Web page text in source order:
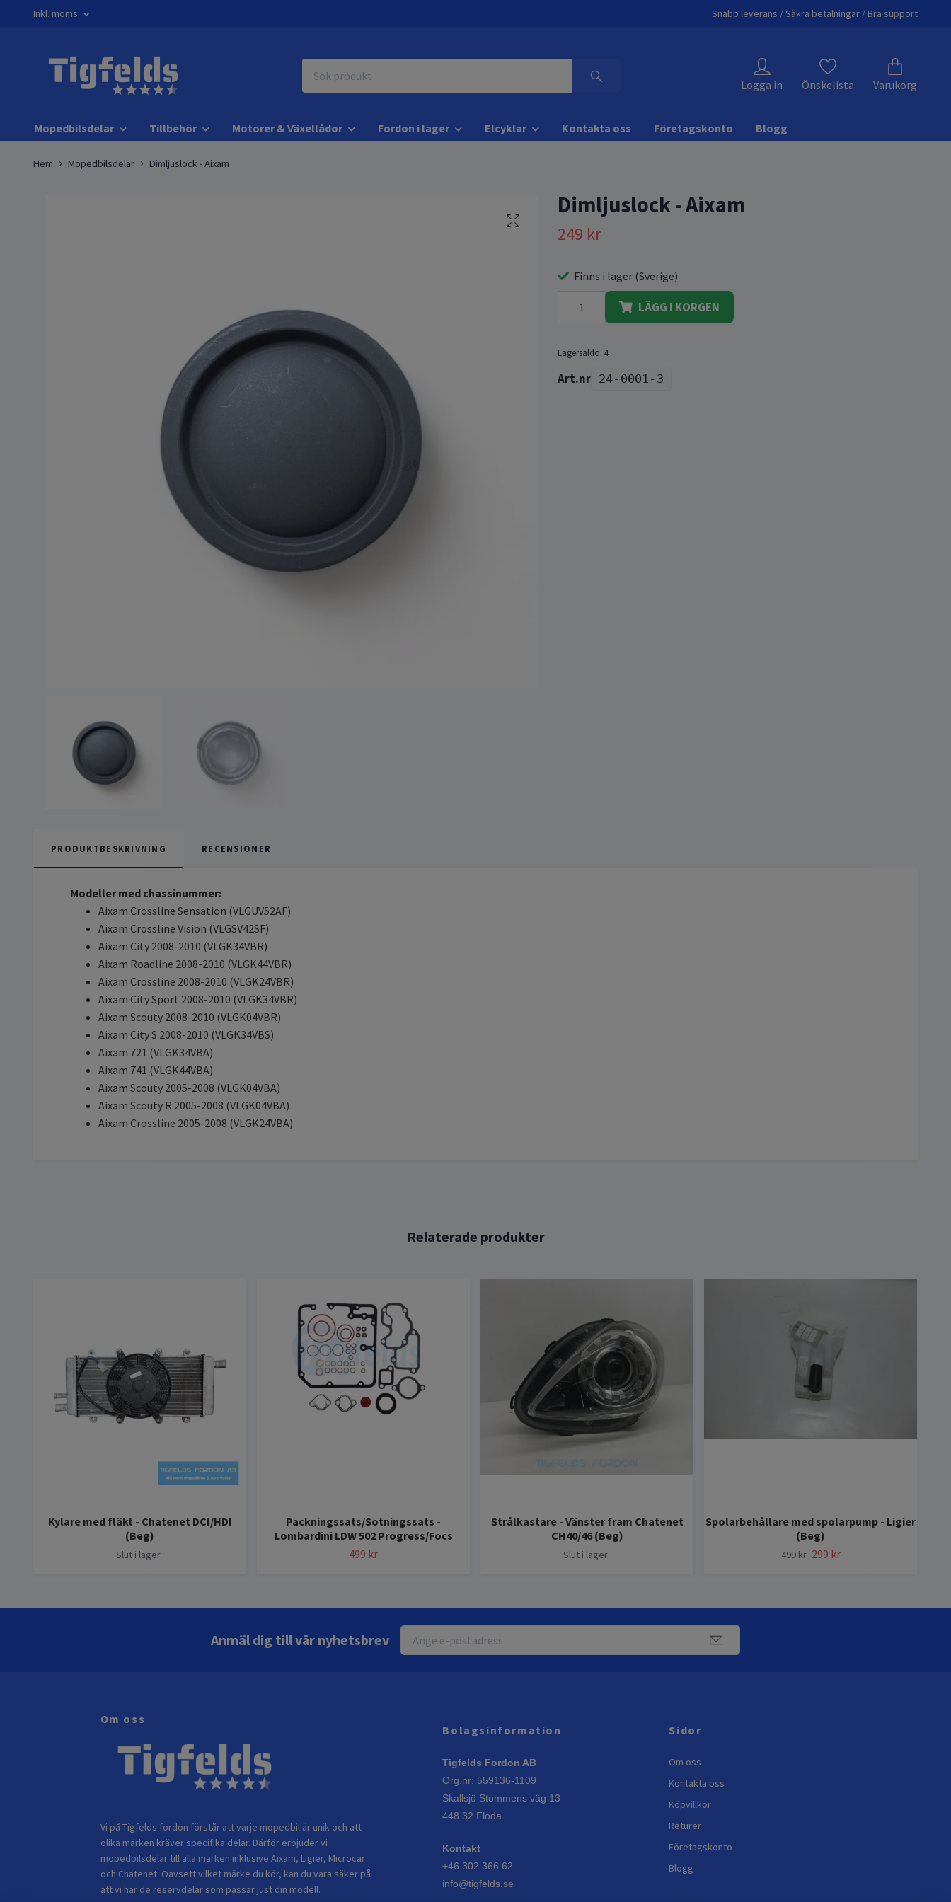
Inkl. moms Snabb leverans / Säkra betalningar / Bra support
Logga in Önskelista Varukorg
Mopedbilsdelar Tillbehör Motorer & Växellådor Fordon i lager Elcyklar Kontakta oss Företagskonto Blogg
Hem Mopedbilsdelar Dimljuslock - Aixam
Dimljuslock - Aixam
249 kr
Finns i lager (Sverige)
LÄGG I KORGEN
Lagersaldo: 4
24-0001-3
PRODUKTBESKRIVNING RECENSIONER
Modeller med chassinummer:
Aixam Crossline Sensation (VLGUV52AF)
Aixam Crossline Vision (VLGSV42SF)
Aixam City 2008-2010 (VLGK34VBR)
Aixam Roadline 2008-2010 (VLGK44VBR)
Aixam Crossline 2008-2010 (VLGK24VBR)
Aixam City Sport 2008-2010 (VLGK34VBR)
Aixam Scouty 2008-2010 (VLGK04VBR)
Aixam City S 2008-2010 (VLGK34VBS)
Aixam 721 (VLGK34VBA)
Aixam 741 (VLGK44VBA)
Aixam Scouty 2005-2008 (VLGK04VBA)
Aixam Scouty R 2005-2008 (VLGK04VBA)
Aixam Crossline 2005-2008 (VLGK24VBA)
Kylare med fläkt - Chatenet DCI/HDI
(Beg)
Slut i lager
Packningssats/Sotningssats -
Lombardini LDW 502 Progress/Focs
499 kr
Strålkastare - Vänster fram Chatenet
CH40/46 (Beg)
Slut i lager
Spolarbehållare med spolarpump - Ligier
(Beg)
499 kr 299 kr
Anmäl dig till vår nyhetsbrev
Om oss
Vi på Tigfelds fordon förstår att varje mopedbil är unik och att
olika märken kräver specifika delar. Därför erbjuder vi
mopedbilsdelar till alla märken inklusive Aixam, Ligier, Microcar
och Chatenet. Oavsett vilket märke du kör, kan du vara säker på
att vi har de reservdelar som passar just din modell.
Bolagsinformation
Tigfelds Fordon AB
Org.nr: 559136-1109
Skallsjö Stommens väg 13
448 32 Floda
Kontakt
+46 302 366 62
info@tigfelds.se
Sidor
Om oss
Kontakta oss
Köpvillkor
Returer
Företagskonto
Blogg